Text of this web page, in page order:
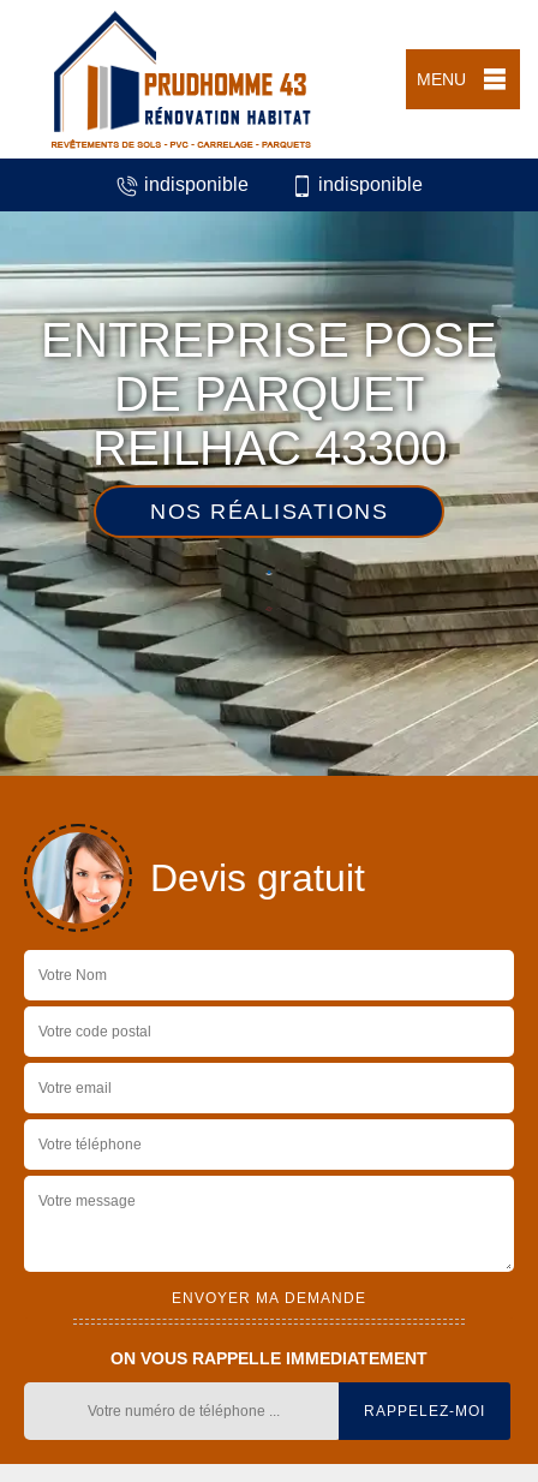
MENU
indisponible indisponible
ENTREPRISE POSE
DE PARQUET
REILHAC 43300
NOS RÉALISATIONS
Devis gratuit
ON VOUS RAPPELLE IMMEDIATEMENT